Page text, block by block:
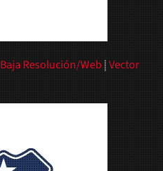
Baja Resolución/Web |Vector